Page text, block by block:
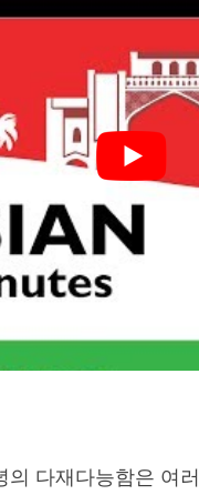
다재다능함은 여